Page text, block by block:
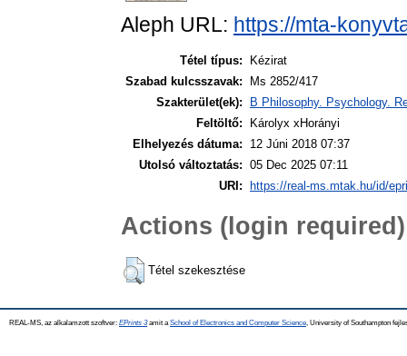
Aleph URL: https://mta-
Tétel típus:
Kézirat
Szabad kulcsszavak:
Ms 2852/417
Szakterület(ek):
B Philosophy. Psychology.
Feltöltő:
Károlyx xHorányi
Elhelyezés dátuma:
12 Júni 2018 07:37
Utolsó változtatás: 05 Dec 2025 07:11
URI:
https://real-ms.mtak.hu/id/
Actions (login required)
Tétel szekesztése
REAL-MS, az alkalamzott szoftver: EPrints 3amit a School of Electronics and Computer Science , University of Southampton